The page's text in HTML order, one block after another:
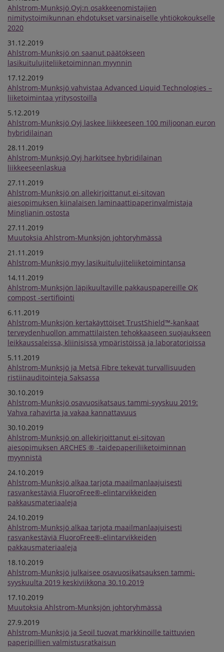
Ahlstrom-Munksjö Oyj:n osakkeenomistajien
nimitystoimikunnan ehdotukset varsinaiselle yhtiökokoukselle
2020
31.12.2019
Ahlstrom-Munksjö on saanut päätökseen
lasikuitulujiteliiketoiminnan myynnin
17.12.2019
Ahlstrom-Munksjö vahvistaa Advanced Liquid Technologies –
liiketoimintaa yritysostoilla
5.12.2019
Ahlstrom-Munksjö Oyj laskee liikkeeseen 100 miljoonan euron
hybridilainan
28.11.2019
Ahlstrom-Munksjö Oyj harkitsee hybridilainan
liikkeeseenlaskua
27.11.2019
Ahlstrom-Munksjö on allekirjoittanut ei-sitovan
aiesopimuksen kiinalaisen laminaattipaperinvalmistaja
Minglianin ostosta
27.11.2019
Muutoksia Ahlstrom-Munksjön johtoryhmässä
21.11.2019
Ahlstrom-Munksjö myy lasikuitulujiteliiketoimintansa
14.11.2019
Ahlstrom-Munksjön läpikuultaville pakkauspapereille OK
compost -sertifiointi
6.11.2019
Ahlstrom-Munksjön kertakäyttöiset TrustShield™-kankaat
terveydenhuollon ammattilaisten tehokkaaseen suojaukseen
leikkaussaleissa, kliinisissä ympäristöissä ja laboratorioissa
5.11.2019
Ahlstrom-Munksjö ja Metsä Fibre tekevät turvallisuuden
ristiinauditointeja Saksassa
30.10.2019
Ahlstrom-Munksjö osavuosikatsaus tammi-syyskuu 2019:
Vahva rahavirta ja vakaa kannattavuus
30.10.2019
Ahlstrom-Munksjö on allekirjoittanut ei-sitovan
aiesopimuksen ARCHES ® -taidepaperiliiketoiminnan
myynnistä
24.10.2019
Ahlstrom-Munksjö alkaa tarjota maailmanlaajuisesti
rasvankestäviä FluoroFree®-elintarvikkeiden
pakkausmateriaaleja
24.10.2019
Ahlstrom-Munksjö alkaa tarjota maailmanlaajuisesti
rasvankestäviä FluoroFree®-elintarvikkeiden
pakkausmateriaaleja
18.10.2019
Ahlstrom-Munksjö julkaisee osavuosikatsauksen tammi-
syyskuulta 2019 keskiviikkona 30.10.2019
17.10.2019
Muutoksia Ahlstrom-Munksjön johtoryhmässä
27.9.2019
Ahlstrom-Munksjö ja Seoil tuovat markkinoille taittuvien
paperipillien valmistusratkaisun